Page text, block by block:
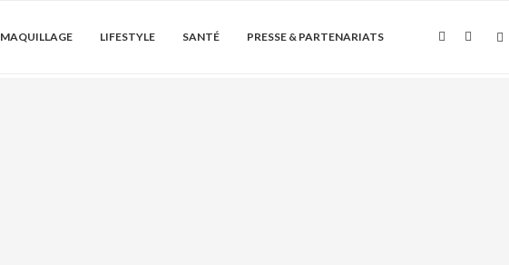
MAQUILLAGE LIFESTYLE SANTÉ PRESSE & PARTENARIATS